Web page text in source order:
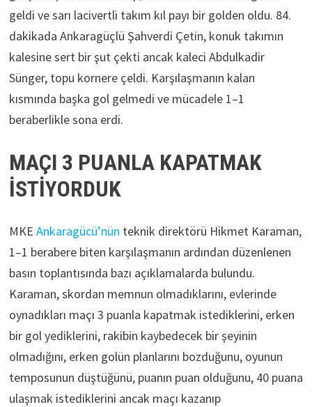
geldi ve sarı lacivertli takım kıl payı bir golden oldu. 84.
dakikada Ankaragüçlü Şahverdi Çetin, konuk takımın
kalesine sert bir şut çekti ancak kaleci Abdulkadir
Sünger, topu kornere çeldi. Karşılaşmanın kalan
kısmında başka gol gelmedi ve mücadele 1–1
beraberlikle sona erdi.
MAÇI 3 PUANLA KAPATMAK
İSTİYORDUK
MKE Ankaragücü’nün teknik direktörü Hikmet Karaman,
1–1 berabere biten karşılaşmanın ardından düzenlenen
basın toplantısında bazı açıklamalarda bulundu.
Karaman, skordan memnun olmadıklarını, evlerinde
oynadıkları maçı 3 puanla kapatmak istediklerini, erken
bir gol yediklerini, rakibin kaybedecek bir şeyinin
olmadığını, erken golün planlarını bozduğunu, oyunun
temposunun düştüğünü, puanın puan olduğunu, 40 puana
ulaşmak istediklerini ancak maçı kazanıp